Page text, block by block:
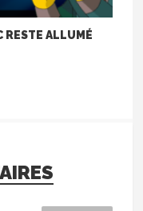
RESTE ALLUMÉ